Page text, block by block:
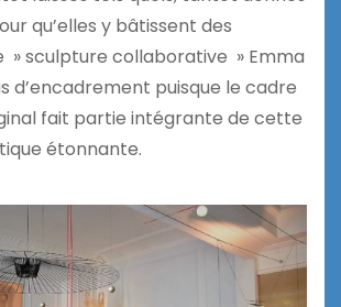
qu’elles y bâtissent des
» sculpture collaborative » Emma
d’encadrement puisque le cadre
fait partie intégrante de cette
étonnante.